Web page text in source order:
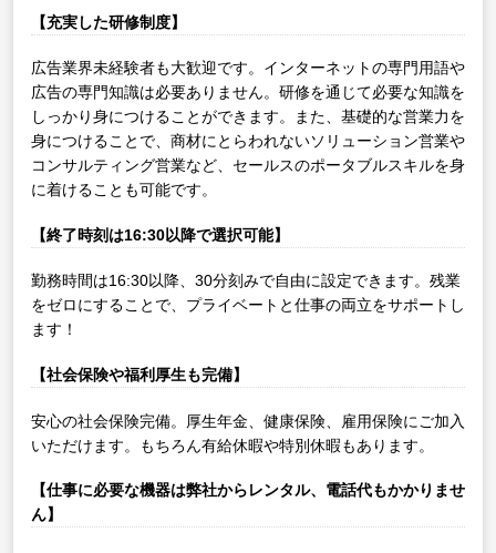
【充実した研修制度】
広告業界未経験者も大歓迎です。インターネットの専門用語や
広告の専門知識は必要ありません。研修を通じて必要な知識を
しっかり身につけることができます。また、基礎的な営業力を
身につけることで、商材にとらわれないソリューション営業や
コンサルティング営業など、セールスのポータブルスキルを身
に着けることも可能です。
【終了時刻は16:30以降で選択可能】
勤務時間は16:30以降、30分刻みで自由に設定できます。残業
をゼロにすることで、プライベートと仕事の両立をサポートし
ます！
【社会保険や福利厚生も完備】
安心の社会保険完備。厚生年金、健康保険、雇用保険にご加入
いただけます。もちろん有給休暇や特別休暇もあります。
【仕事に必要な機器は弊社からレンタル、電話代もかかりませ
ん】